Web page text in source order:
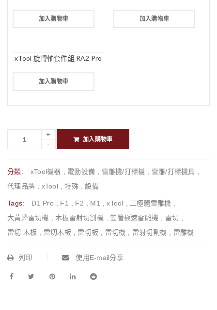
加入購物車 加入購物車
xTool 旋轉軸套件組 RA2 Pro
加入購物車
加入購物車
分類: xTool機器 電動設備 雷雕機/打標機 雷雕/打標機具
代理品牌
xTool ,特殊 ,設備
Tags: D1 Pro F1 F2 M1 ,xTool 二極體雷雕機
大黃蜂雷切機
木板雷射切割機 ,雙管極速雷雕機 雷切
雷切 木板
雷切木板 雷切板 雷切機 雷射切割機 雷雕機
列印 使用E-mail分享